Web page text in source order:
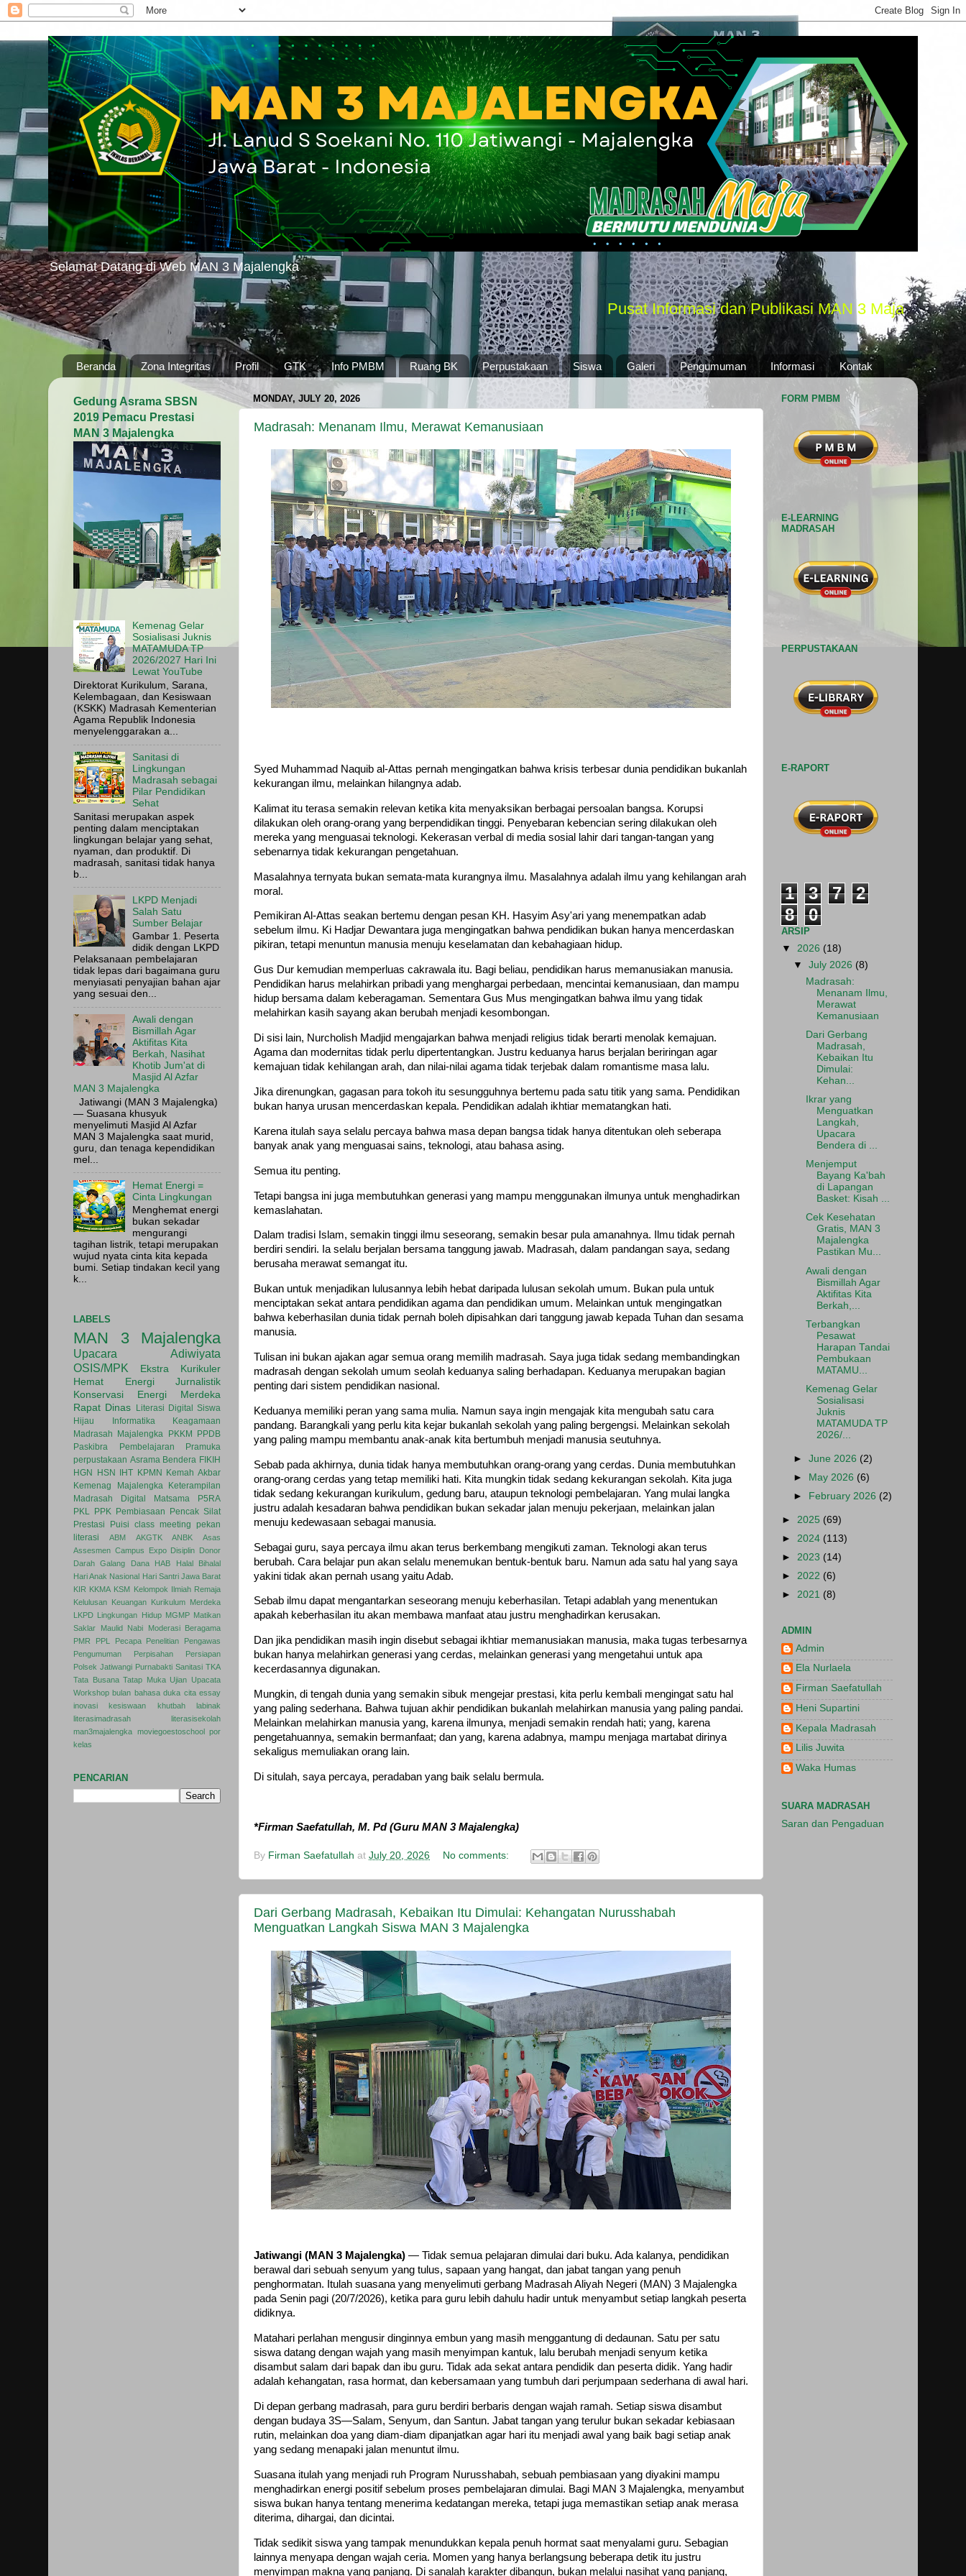
Selamat Datang di Web MAN 3 Majalengka
Pusat Informasi dan Publikasi MAN 3 Majalengka
Beranda Zona Integritas Profil GTK Info PMBM Ruang BK Perpustakaan Siswa Galeri Pengumuman Informasi Kontak
MONDAY, JULY 20, 2026
Madrasah: Menanam Ilmu, Merawat Kemanusiaan
Syed Muhammad Naquib al-Attas pernah mengingatkan bahwa krisis terbesar dunia pendidikan bukanlah
kekurangan ilmu, melainkan hilangnya adab.
Kalimat itu terasa semakin relevan ketika kita menyaksikan berbagai persoalan bangsa. Korupsi
dilakukan oleh orang-orang yang berpendidikan tinggi. Penyebaran kebencian sering dilakukan oleh
mereka yang menguasai teknologi. Kekerasan verbal di media sosial lahir dari tangan-tangan yang
sebenarnya tidak kekurangan pengetahuan.
Masalahnya ternyata bukan semata-mata kurangnya ilmu. Masalahnya adalah ilmu yang kehilangan arah
moral.
Pemikiran Al-Attas seakan bertemu dengan pesan KH. Hasyim Asy'ari yang menempatkan adab
sebelum ilmu. Ki Hadjar Dewantara juga mengingatkan bahwa pendidikan bukan hanya mencerdaskan
pikiran, tetapi menuntun manusia menuju keselamatan dan kebahagiaan hidup.
Gus Dur kemudian memperluas cakrawala itu. Bagi beliau, pendidikan harus memanusiakan manusia.
Pendidikan harus melahirkan pribadi yang menghargai perbedaan, mencintai kemanusiaan, dan mampu
hidup bersama dalam keberagaman. Sementara Gus Mus mengingatkan bahwa ilmu yang tidak
melahirkan kasih sayang akan berubah menjadi kesombongan.
Di sisi lain, Nurcholish Madjid mengajarkan bahwa menjadi religius tidak berarti menolak kemajuan.
Agama dan modernitas tidak perlu dipertentangkan. Justru keduanya harus berjalan beriringan agar
kemajuan tidak kehilangan arah, dan nilai-nilai agama tidak terjebak dalam romantisme masa lalu.
Jika direnungkan, gagasan para tokoh itu sesungguhnya bertemu pada satu titik yang sama. Pendidikan
bukan hanya urusan mencerdaskan kepala. Pendidikan adalah ikhtiar mematangkan hati.
Karena itulah saya selalu percaya bahwa masa depan bangsa tidak hanya ditentukan oleh seberapa
banyak anak yang menguasai sains, teknologi, atau bahasa asing.
Semua itu penting.
Tetapi bangsa ini juga membutuhkan generasi yang mampu menggunakan ilmunya untuk menghadirkan
kemaslahatan.
Dalam tradisi Islam, semakin tinggi ilmu seseorang, semakin besar pula amanahnya. Ilmu tidak pernah
berdiri sendiri. Ia selalu berjalan bersama tanggung jawab. Madrasah, dalam pandangan saya, sedang
berusaha merawat semangat itu.
Bukan untuk menjadikan lulusannya lebih hebat daripada lulusan sekolah umum. Bukan pula untuk
menciptakan sekat antara pendidikan agama dan pendidikan umum. Melainkan untuk mengingatkan
bahwa keberhasilan dunia tidak pernah boleh dipisahkan dari tanggung jawab kepada Tuhan dan sesama
manusia.
Tulisan ini bukan ajakan agar semua orang memilih madrasah. Saya juga tidak sedang membandingkan
madrasah dengan sekolah umum seolah keduanya saling berhadapan. Keduanya merupakan bagian
penting dari sistem pendidikan nasional.
Keduanya memiliki peran yang sama mulia. Namun saya ingin mengajak kita mengubah satu cara
pandang. Barangkali yang perlu kita kejar bukanlah sekolah yang paling bergengsi. Melainkan sekolah
yang paling mampu membantu anak-anak kita bertumbuh menjadi manusia seutuhnya.
Sebab pada akhirnya, dunia tidak hanya membutuhkan orang-orang yang cerdas. Dunia membutuhkan
orang-orang cerdas yang tetap memiliki hati. Kita mungkin tidak sedang kekurangan sekolah. Kita juga
tidak sedang kekurangan kurikulum, gedung baru, ataupun teknologi pembelajaran. Yang mulai langka
justru adalah kesadaran bahwa pendidikan bukan sekadar jalan menuju pekerjaan, melainkan jalan
menuju kedewasaan sebagai manusia.
Sebagai guru, saya percaya ilmu akan terus berkembang mengikuti zaman. Teknologi akan terus
berubah. Cara belajar pun akan selalu menemukan bentuk-bentuk baru. Namun ada satu hal yang saya
yakini tidak akan pernah usang yaitu Adab.
Sebab ilmu dapat mengantarkan seseorang menuju keberhasilan. Tetapi adablah yang menentukan
apakah keberhasilan itu akan membawa manfaat atau justru menghadirkan kerusakan.
Dan jika pendidikan masih ingin disebut sebagai ikhtiar memanusiakan manusia, maka tugas terbesarnya
bukan hanya melahirkan generasi yang cerdas, melainkan generasi yang mengetahui untuk apa
kecerdasannya digunakan.
Mungkin, di tengah dunia yang semakin sibuk mengejar prestasi, kita perlu kembali mengingat satu hal
yang paling sederhana. Bahwa tujuan akhir pendidikan bukanlah melahirkan manusia yang paling pandai.
Melainkan melahirkan manusia yang, karena ilmunya, menjadi semakin rendah hati; yang, karena
pengetahuannya, semakin bermanfaat; dan yang, karena adabnya, mampu menjaga martabat dirinya
sekaligus memuliakan orang lain.
Di situlah, saya percaya, peradaban yang baik selalu bermula.
*Firman Saefatullah, M. Pd (Guru MAN 3 Majalengka)
By Firman Saefatullah at July 20, 2026 No comments:
Dari Gerbang Madrasah, Kebaikan Itu Dimulai: Kehangatan Nurusshabah
Menguatkan Langkah Siswa MAN 3 Majalengka
Jatiwangi (MAN 3 Majalengka) — Tidak semua pelajaran dimulai dari buku. Ada kalanya, pendidikan
berawal dari sebuah senyum yang tulus, sapaan yang hangat, dan jabat tangan yang penuh
penghormatan. Itulah suasana yang menyelimuti gerbang Madrasah Aliyah Negeri (MAN) 3 Majalengka
pada Senin pagi (20/7/2026), ketika para guru lebih dahulu hadir untuk menyambut setiap langkah peserta
didiknya.
Matahari perlahan mengusir dinginnya embun yang masih menggantung di dedaunan. Satu per satu
siswa datang dengan wajah yang masih menyimpan kantuk, lalu berubah menjadi senyum ketika
disambut salam dari bapak dan ibu guru. Tidak ada sekat antara pendidik dan peserta didik. Yang hadir
adalah kehangatan, rasa hormat, dan kebersamaan yang tumbuh dari perjumpaan sederhana di awal hari.
Di depan gerbang madrasah, para guru berdiri berbaris dengan wajah ramah. Setiap siswa disambut
dengan budaya 3S—Salam, Senyum, dan Santun. Jabat tangan yang terulur bukan sekadar kebiasaan
rutin, melainkan doa yang diam-diam dipanjatkan agar hari itu menjadi awal yang baik bagi setiap anak
yang sedang menapaki jalan menuntut ilmu.
Suasana itulah yang menjadi ruh Program Nurusshabah, sebuah pembiasaan yang diyakini mampu
menghadirkan energi positif sebelum proses pembelajaran dimulai. Bagi MAN 3 Majalengka, menyambut
siswa bukan hanya tentang menerima kedatangan mereka, tetapi juga memastikan setiap anak merasa
diterima, dihargai, dan dicintai.
Tidak sedikit siswa yang tampak menundukkan kepala penuh hormat saat menyalami guru. Sebagian
lainnya menyapa dengan wajah ceria. Momen yang hanya berlangsung beberapa detik itu justru
menyimpan makna yang panjang. Di sanalah karakter dibangun, bukan melalui nasihat yang panjang,
Gedung Asrama SBSN
2019 Pemacu Prestasi
MAN 3 Majalengka
Kemenag Gelar
Sosialisasi Juknis
MATAMUDA TP
2026/2027 Hari Ini
Lewat YouTube
Direktorat Kurikulum, Sarana,
Kelembagaan, dan Kesiswaan
(KSKK) Madrasah Kementerian
Agama Republik Indonesia
menyelenggarakan a...
Sanitasi di
Lingkungan
Madrasah sebagai
Pilar Pendidikan
Sehat
Sanitasi merupakan aspek
penting dalam menciptakan
lingkungan belajar yang sehat,
nyaman, dan produktif. Di
madrasah, sanitasi tidak hanya
b...
LKPD Menjadi
Salah Satu
Sumber Belajar
Gambar 1. Peserta
didik dengan LKPD
Pelaksanaan pembelajaran
tidak lepas dari bagaimana guru
menyiasati penyajian bahan ajar
yang sesuai den...
Awali dengan
Bismillah Agar
Aktifitas Kita
Berkah, Nasihat
Khotib Jum'at di
Masjid Al Azfar
MAN 3 Majalengka
Jatiwangi (MAN 3 Majalengka)
— Suasana khusyuk
menyelimuti Masjid Al Azfar
MAN 3 Majalengka saat murid,
guru, dan tenaga kependidikan
mel...
Hemat Energi =
Cinta Lingkungan
Menghemat energi
bukan sekadar
mengurangi
tagihan listrik, tetapi merupakan
wujud nyata cinta kita kepada
bumi. Setiap tindakan kecil yang
k...
LABELS
MAN 3 Majalengka
Upacara
Adiwiyata
OSIS/MPK
Ekstra Kurikuler
Hemat Energi
Jurnalistik
Konservasi Energi
Merdeka
Rapat Dinas
Literasi Digital Siswa
Hijau
Informatika
Keagamaan
Madrasah
Majalengka PKKM
PPDB
Paskibra
Pembelajaran
Pramuka
perpustakaan Asrama Bendera FIKIH
HGN
HSN IHT KPMN
Kemah Akbar
Kemenag Majalengka
Keterampilan
Madrasah Digital
Matsama
P5RA
PKL PPK Pembiasaan
Pencak Silat
Prestasi
Puisi class meeting pekan
literasi
ABM AKGTK ANBK
Asas
Assesmen Campus Expo Disiplin
Donor
Darah
Galang Dana HAB
Halal Bihalal
Hari Anak Nasional
Hari Santri Jawa Barat
KIR KKMA KSM
Kelompok Ilmiah Remaja
Kelulusan
Keuangan
Kurikulum Merdeka
LKPD
Lingkungan Hidup MGMP Matikan
Saklar
Maulid Nabi
Moderasi Beragama
PMR
PPL Pecapa Penelitian
Pengawas
Pengumuman
Perpisahan
Persiapan
Polsek Jatiwangi Purnabakti Sanitasi TKA
Tata Busana Tatap Muka Ujian
Upacata
Workshop bulan bahasa duka cita essay
inovasi
kesiswaan khutbah
labinak
literasimadrasah
literasisekolah
man3majalengka moviegoestoschool
por
kelas
PENCARIAN
FORM PMBM
E-LEARNING
MADRASAH
PERPUSTAKAAN
E-RAPORT
1 3 7
2
8
0
ARSIP
▼ 2026 (18)
▼July 2026 (8)
Madrasah:
Menanam Ilmu,
Merawat
Kemanusiaan
Dari Gerbang
Madrasah,
Kebaikan Itu
Dimulai:
Kehan...
Ikrar yang
Menguatkan
Langkah,
Upacara
Bendera di ...
Menjemput
Bayang Ka'bah
di Lapangan
Basket: Kisah ...
Cek Kesehatan
Gratis, MAN 3
Majalengka
Pastikan Mu...
Awali dengan
Bismillah Agar
Aktifitas Kita
Berkah,...
Terbangkan
Pesawat
Harapan Tandai
Pembukaan
MATAMU...
Kemenag Gelar
Sosialisasi
Juknis
MATAMUDA TP
2026/...
►June 2026 (2)
►
May 2026 (6)
►
February 2026 (2)
► 2025 (69)
► 2024 (113)
► 2023 (14)
► 2022 (6)
► 2021 (8)
ADMIN
Admin
Ela Nurlaela
Firman Saefatullah
Heni Supartini
Kepala Madrasah
Lilis Juwita
Waka Humas
SUARA MADRASAH
Saran dan Pengaduan